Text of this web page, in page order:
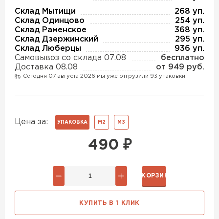
Склад Мытищи
268 уп.
Склад Одинцово
254 уп.
Склад Раменское
368 уп.
Склад Дзержинский
295 уп.
Склад Люберцы
936 уп.
Самовывоз со склада 07.08
бесплатно
Доставка 08.08
от 949 руб.
Сегодня 07 августа 2026 мы уже отгрузили 93 упаковки
Цена за: УПАКОВКА М2 М3
490 ₽
В КОРЗИНУ
КУПИТЬ В 1 КЛИК
ПЕРЕЙТИ
Утеплитель Ruspanel
ПЕРЕЙТИ
Утеплитель Hotrock
ПЕРЕЙТИ
Утеплитель Xotpipe
ПЕРЕЙТИ
Утеплитель Юматекс
Утеплитель Теплекс
Утеплитель Белтеп
Утеплитель Тизол